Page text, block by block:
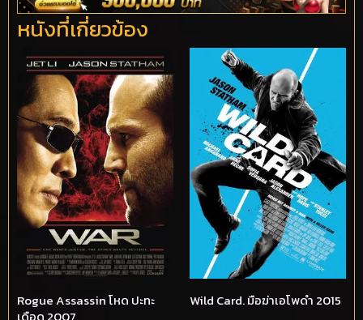
หนังที่เกี่ยวข้อง
Rogue Assassin โหด ปะทะ
Wild Card. มือฆ่าเอโพดำ 2015